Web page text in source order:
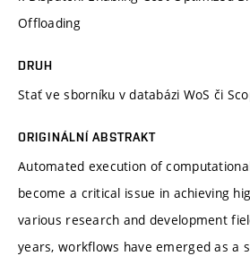
Offloading
DRUH
Stať ve sborníku v databázi WoS či
ORIGINÁLNÍ ABSTRAKT
Automated execution of
become a critical issue in achieving
various research and development
years, workflows have emerged as a